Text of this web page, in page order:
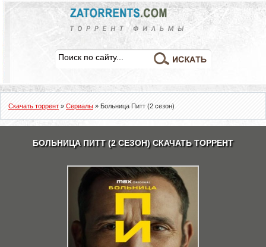
Скачать торрент » Сериалы » Больница Питт (2 сезон)
БОЛЬНИЦА ПИТТ (2 СЕЗОН) СКАЧАТЬ ТОРРЕНТ